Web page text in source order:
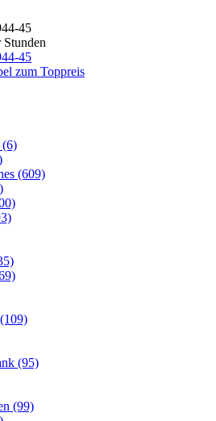
45
45
(6)
(609)
(109)
(95)
(99)